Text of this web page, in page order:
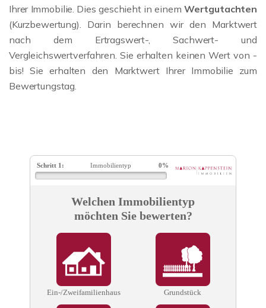
Ihrer Immobilie. Dies geschieht in einem Wertgutachten
(Kurzbewertung). Darin berechnen wir den Marktwert
nach dem Ertragswert-, Sachwert- und
Vergleichswertverfahren. Sie erhalten keinen Wert von -
bis! Sie erhalten den Marktwert Ihrer Immobilie zum
Bewertungstag.